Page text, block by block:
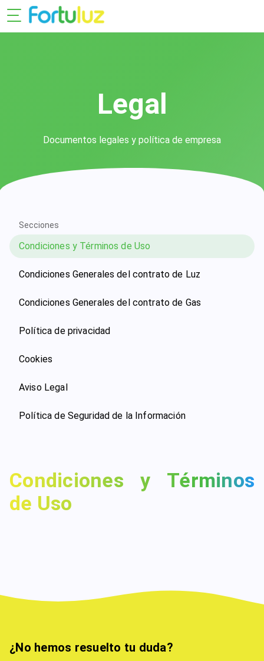
Legal
Documentos legales y política de empresa
Secciones
Condiciones y Términos de Uso
Condiciones Generales del contrato de Luz
Condiciones Generales del contrato de Gas
Política de privacidad
Cookies
Aviso Legal
Política de Seguridad de la Información
Condiciones y Términos
de Uso
¿No hemos resuelto tu duda?